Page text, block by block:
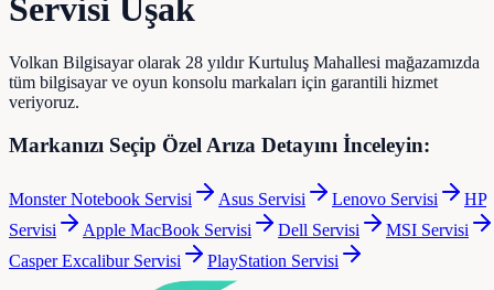
Servisi Uşak
Volkan Bilgisayar olarak 28 yıldır Kurtuluş Mahallesi mağazamızda
tüm bilgisayar ve oyun konsolu markaları için garantili hizmet
veriyoruz.
Markanızı Seçip Özel Arıza Detayını İnceleyin:
Monster Notebook Servisi Asus Servisi Lenovo Servisi
HP
Servisi
Apple MacBook Servisi Dell Servisi MSI Servisi
Casper ExcaliburServisi PlayStation Servisi